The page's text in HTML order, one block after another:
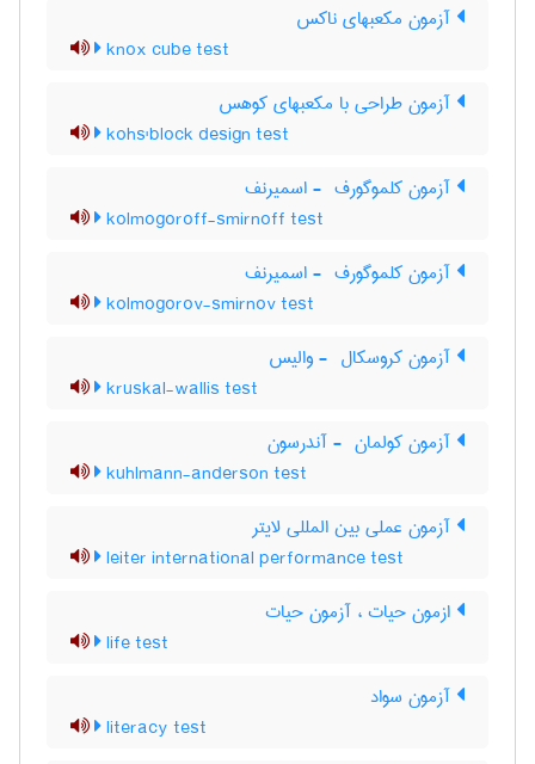
آزمون مکعبهای ناکس
knox cube test
آزمون طراحی با مکعبهای کوهس
kohs'block design test
آزمون کلموگورف ‎ - اسمیرنف
kolmogoroff-smirnoff test
آزمون کلموگورف ‎ - اسمیرنف
kolmogorov-smirnov test
آزمون کروسکال ‎ - والیس
kruskal-wallis test
آزمون کولمان ‎ - آندرسون
kuhlmann-anderson test
آزمون عملی بین المللی لایتر
leiter international performance test
ازمون حیات ، آزمون حیات
life test
آزمون سواد
literacy test